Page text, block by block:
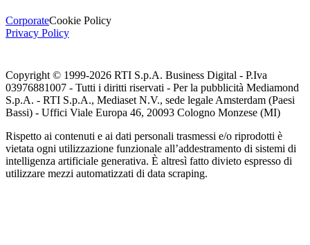
CorporateCookie Policy
Privacy Policy
Copyright © 1999-2026 RTI S.p.A. Business Digital - P.Iva
03976881007 - Tutti i diritti riservati - Per la pubblicità Mediamond
S.p.A. - RTI S.p.A., Mediaset N.V., sede legale Amsterdam (Paesi
Bassi) - Uffici Viale Europa 46, 20093 Cologno Monzese (MI)
Rispetto ai contenuti e ai dati personali trasmessi e/o riprodotti è
vietata ogni utilizzazione funzionale all’addestramento di sistemi di
intelligenza artificiale generativa. È altresì fatto divieto espresso di
utilizzare mezzi automatizzati di data scraping.